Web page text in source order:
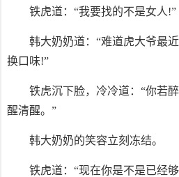
铁虎道：“我要找的不是女人!”
韩大奶奶道：“难道虎大爷最
换口味!”
铁虎沉下脸，冷冷道：“你若
醒清醒。”
韩大奶奶的笑容立刻冻结。
铁虎道：“现在你是不是已经